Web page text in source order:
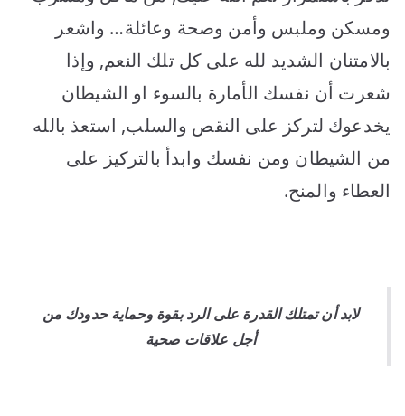
ومسكن وملبس وأمن وصحة وعائلة… واشعر
بالامتنان الشديد لله على كل تلك النعم, وإذا
شعرت أن نفسك الأمارة بالسوء او الشيطان
يخدعوك لتركز على النقص والسلب, استعذ بالله
من الشيطان ومن نفسك وابدأ بالتركيز على
العطاء والمنح.
لابد أن تمتلك القدرة على الرد بقوة وحماية حدودك من
أجل علاقات صحية